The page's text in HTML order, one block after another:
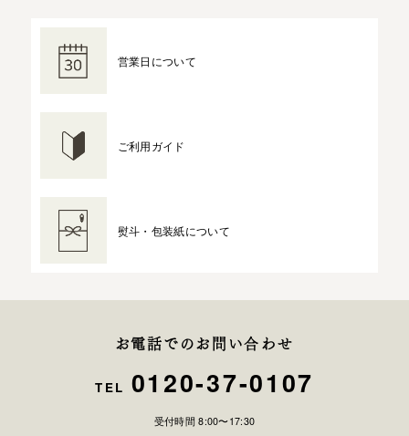
営業日について
ご利用ガイド
熨斗・包装紙について
お電話でのお問い合わせ
TEL 0120-37-0107
受付時間 8:00〜17:30